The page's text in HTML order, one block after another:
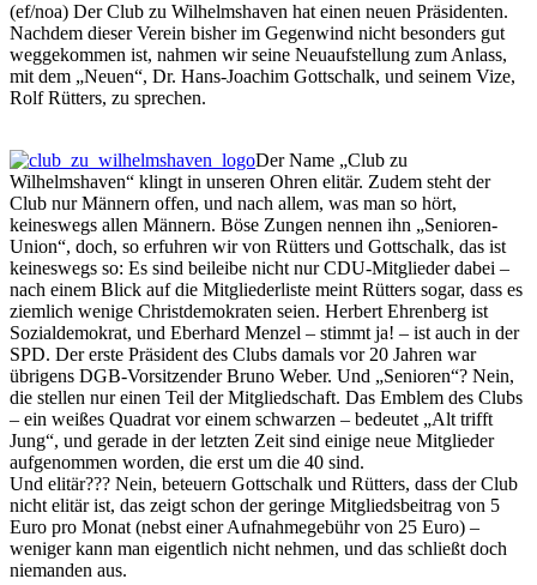
(ef/noa) Der Club zu Wilhelmshaven hat einen neuen Präsidenten.
Nachdem dieser Verein bisher im Gegenwind nicht besonders gut
weggekommen ist, nahmen wir seine Neuaufstellung zum Anlass,
mit dem „Neuen“, Dr. Hans-Joachim Gottschalk, und seinem Vize,
Rolf Rütters, zu sprechen.
Der Name „Club zu
Wilhelmshaven“ klingt in unseren Ohren elitär. Zudem steht der
Club nur Männern offen, und nach allem, was man so hört,
keineswegs allen Männern. Böse Zungen nennen ihn „Senioren-
Union“, doch, so erfuhren wir von Rütters und Gottschalk, das ist
keineswegs so: Es sind beileibe nicht nur CDU-Mitglieder dabei –
nach einem Blick auf die Mitgliederliste meint Rütters sogar, dass es
ziemlich wenige Christdemokraten seien. Herbert Ehrenberg ist
Sozialdemokrat, und Eberhard Menzel – stimmt ja! – ist auch in der
SPD. Der erste Präsident des Clubs damals vor 20 Jahren war
übrigens DGB-Vorsitzender Bruno Weber. Und „Senioren“? Nein,
die stellen nur einen Teil der Mitgliedschaft. Das Emblem des Clubs
– ein weißes Quadrat vor einem schwarzen – bedeutet „Alt trifft
Jung“, und gerade in der letzten Zeit sind einige neue Mitglieder
aufgenommen worden, die erst um die 40 sind.
Und elitär??? Nein, beteuern Gottschalk und Rütters, dass der Club
nicht elitär ist, das zeigt schon der geringe Mitgliedsbeitrag von 5
Euro pro Monat (nebst einer Aufnahmegebühr von 25 Euro) –
weniger kann man eigentlich nicht nehmen, und das schließt doch
niemanden aus.